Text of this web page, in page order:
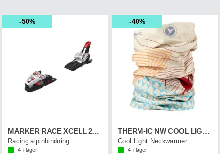
50%
MARKER RACE XCELL 24 Vit
Racing alpinbindning
4 i lager
40%
THERM-IC NW COOL LIGHT Colibri
Cool Light Neckwarmer
4 i lager